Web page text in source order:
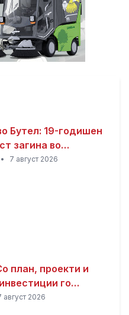
Бутел: 19-годишен
загина во
несреќа
• 7 август 2026
план, проекти и
го
населено
август 2026